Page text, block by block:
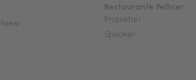
Restaurante Pellicer
Propietari
Speaker